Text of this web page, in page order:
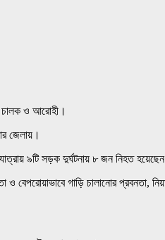
চালক ও আরোহী।
জেলায়।
৯টি সড়ক দুর্ঘটনায় ৮ জন নিহত
বেপরোয়াভাবে গাড়ি চালানোর প্রবনতা,